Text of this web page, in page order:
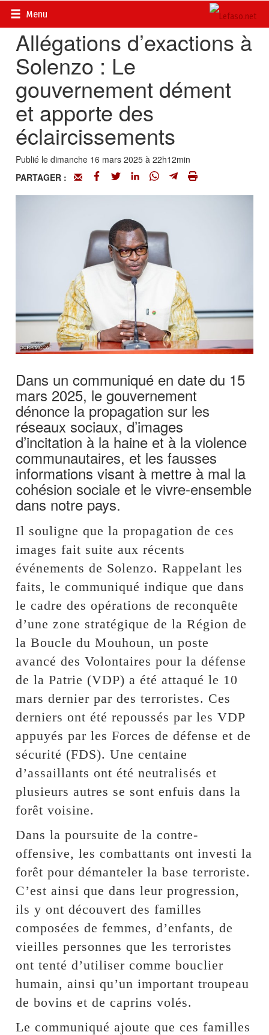
Menu
Accueil>
Allégations d’exactions à
Solenzo : Le
gouvernement dément
et apporte des
éclaircissements
Publié le dimanche 16 mars 2025 à 22h12min
PARTAGER :
Dans un communiqué en date du 15
mars 2025, le gouvernement
dénonce la propagation sur les
réseaux sociaux, d’images
d’incitation à la haine et à la violence
communautaires, et les fausses
informations visant à mettre à mal la
cohésion sociale et le vivre-ensemble
dans notre pays.
Il souligne que la propagation de ces
images fait suite aux récents
événements de Solenzo. Rappelant les
faits, le communiqué indique que dans
le cadre des opérations de reconquête
d’une zone stratégique de la Région de
la Boucle du Mouhoun, un poste
avancé des Volontaires pour la défense
de la Patrie (VDP) a été attaqué le 10
mars dernier par des terroristes. Ces
derniers ont été repoussés par les VDP
appuyés par les Forces de défense et de
sécurité (FDS). Une centaine
d’assaillants ont été neutralisés et
plusieurs autres se sont enfuis dans la
forêt voisine.
Dans la poursuite de la contre-
offensive, les combattants ont investi la
forêt pour démanteler la base terroriste.
C’est ainsi que dans leur progression,
ils y ont découvert des familles
composées de femmes, d’enfants, de
vieilles personnes que les terroristes
ont tenté d’utiliser comme bouclier
humain, ainsi qu’un important troupeau
de bovins et de caprins volés.
Le communiqué ajoute que ces familles